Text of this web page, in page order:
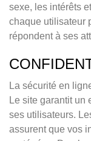
sexe, les intérêts
chaque utilisateur
répondent à ses
La sécurité en
Le site garantit un
ses utilisateurs.
assurent que vos